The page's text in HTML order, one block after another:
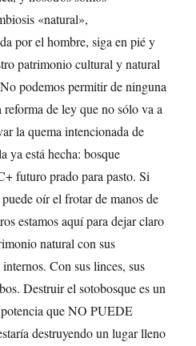
«natural»,
por el hombre, siga en pié y
patrimonio cultural y natural
podemos permitir de ninguna
reforma de ley que no sólo va a
la quema intencionada de
ya está hecha: bosque
futuro prado para pasto. Si
oír el frotar de manos de
estamos aquí para dejar claro
natural con sus
Con sus linces, sus
Destruir el sotobosque es un
que NO PUEDE
destruyendo un lugar lleno